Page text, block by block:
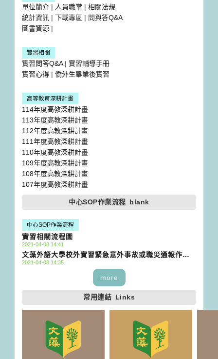
單位簡介 | 人員職掌 | 相關法規
統計資訊 | 下載專區 | 問與答Q&A
圖書資源 |
實習相關
實習問答Q&A| 實習輔導手冊
實習心得 | 僑外生畢業後實習
高等教育深耕計畫
114年度高教深耕計畫
113年度高教深耕計畫
112年度高教深耕計畫
111年度高教深耕計畫
110年度高教深耕計畫
109年度高教深耕計畫
108年度高教深耕計畫
107年度高教深耕計畫
中心SOP作業流程 blank
中心SOP作業流程
實習相關流程圖
2021-04-08 14:41
文藻外語大學校外實習緊急意外事故或職災通報作業
流程
2021-04-08 14:35
more
常用連結 Links